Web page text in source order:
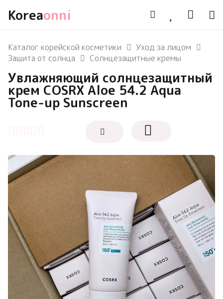
Koreaonni
Каталог корейской косметики
Уход за лицом
Защита от солнца
Солнцезащитные кремы
Увлажняющий солнцезащитный
крем COSRX Aloe 54.2 Aqua
Tone-up Sunscreen